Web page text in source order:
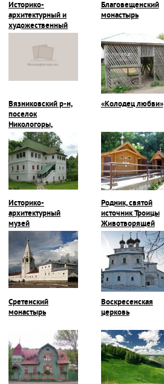
Историко-
архитектурный и
художественный
Благовещенский
монастырь
Вязниковский р-н,
поселок
Никологоры,
Покровская
церковь
«Колодец любви»
Историко-
архитектурный
музей
Родник, святой
источник Троицы
Животворящей
Сретенский
монастырь
Воскресенская
церковь